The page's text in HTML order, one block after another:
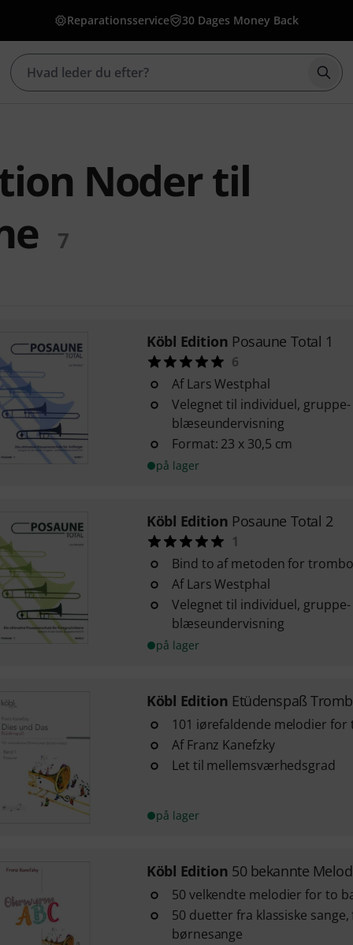
Reparationsservice 30 Dages Money Back
Noder til
7
Köbl Edition Posaune Total 1
6
Af Lars Westphal
Velegnet til individuel, gruppe-
blæseundervisning
Format: 23 x 30,5 cm
på lager
Köbl Edition Posaune Total 2
1
Bind to af metoden for
Af Lars Westphal
Velegnet til individuel, gruppe-
blæseundervisning
på lager
Köbl Edition Etüdenspaß
101 iørefaldende melodier
Af Franz Kanefzky
Let til mellemsværhedsgrad
på lager
Köbl Edition 50 bekannte
50 velkendte melodier for to
50 duetter fra klassiske
børnesange